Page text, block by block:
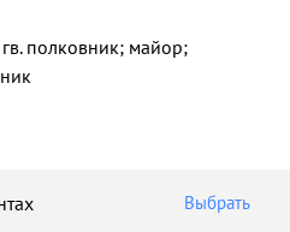
полковник; майор;
Выбрать